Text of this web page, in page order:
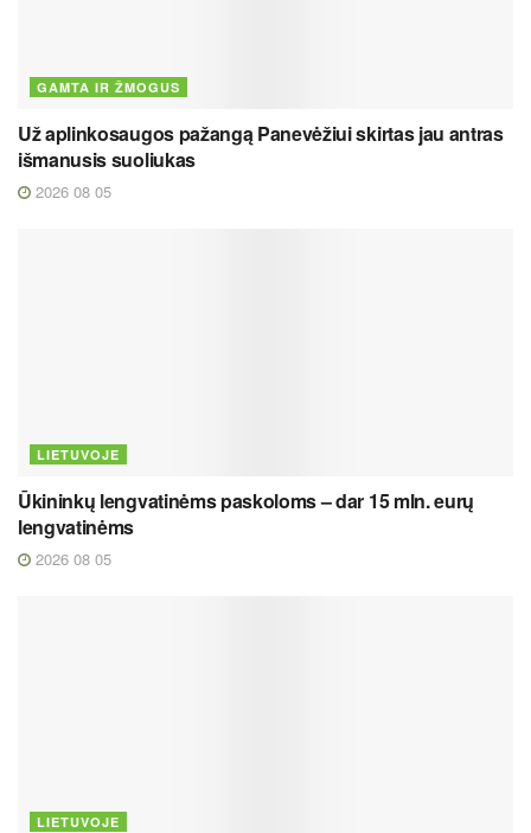
GAMTA IR ŽMOGUS
Už aplinkosaugos pažangą Panevėžiui skirtas jau antras
išmanusis suoliukas
2026 08 05
LIETUVOJE
Ūkininkų lengvatinėms paskoloms – dar 15 mln. eurų
lengvatinėms
2026 08 05
LIETUVOJE